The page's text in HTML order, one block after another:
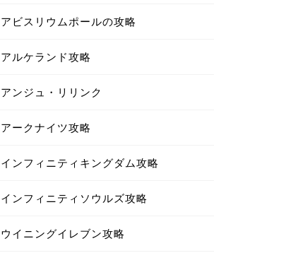
アビスリウムポールの攻略
アルケランド攻略
アンジュ・リリンク
アークナイツ攻略
インフィニティキングダム攻略
インフィニティソウルズ攻略
ウイニングイレブン攻略